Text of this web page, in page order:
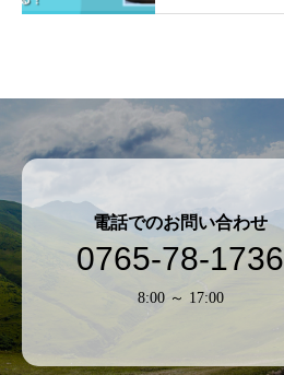
電話でのお問い合わせ
0765-78-1736
8:00 ～ 17:00